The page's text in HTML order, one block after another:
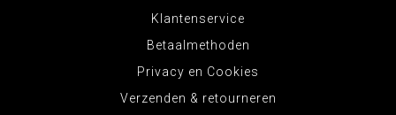
Klantenservice
Betaalmethoden
Privacy en Cookies
Verzenden & retourneren